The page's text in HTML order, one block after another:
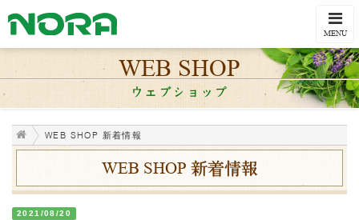
MENU
WEB SHOP
ウェブショップ
WEB SHOP 新着情報
WEB SHOP 新着情報
2021/08/20